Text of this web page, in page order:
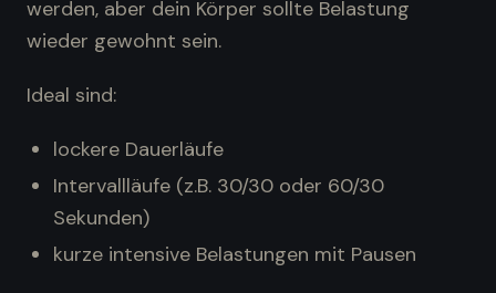
werden, aber dein Körper sollte Belastung
wieder gewohnt sein.
Ideal sind:
lockere Dauerläufe
Intervallläufe (z.B. 30/30 oder 60/30
Sekunden)
kurze intensive Belastungen mit Pausen